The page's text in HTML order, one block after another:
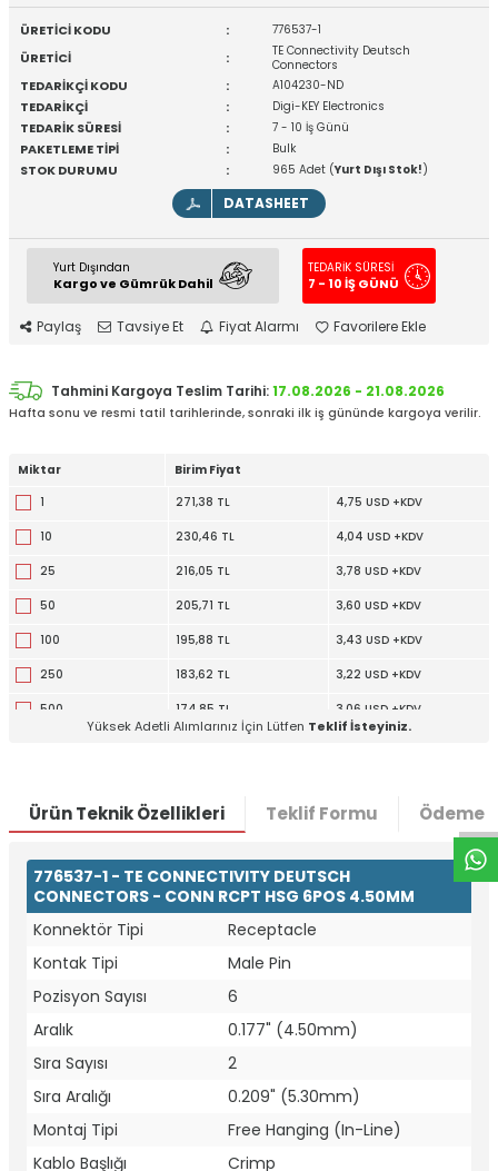
W
h
t
a
p
p
D
e
s
e
H
a
t
t
ÜRETİCİ KODU : 776537-1
ÜRETİCİ :
TE Connectivity Deutsch
Connectors
TEDARİKÇİ KODU : A104230-ND
TEDARİKÇİ : Digi-KEY Electronics
TEDARİK SÜRESİ : 7 - 10 İş Günü
PAKETLEME TİPİ : Bulk
STOK DURUMU : 965 Adet (Yurt Dışı Stok!)
DATASHEET
Yurt Dışından
Kargo ve Gümrük Dahil
TEDARİK SÜRESİ
7 - 10 İŞ GÜNÜ
Paylaş Tavsiye Et Fiyat Alarmı Favorilere Ekle
Tahmini Kargoya Teslim Tarihi:17.08.2026 - 21.08.2026
Hafta sonu ve resmi tatil tarihlerinde, sonraki ilk iş gününde kargoya verilir.
Miktar
Birim Fiyat
1
271,38 TL 4,75 USD +KDV
10 230,46 TL 4,04 USD +KDV
25 216,05 TL 3,78 USD +KDV
50 205,71 TL 3,60 USD +KDV
100 195,88 TL 3,43 USD +KDV
250 183,62 TL 3,22 USD +KDV
500 174,85 TL 3,06 USD +KDV
Yüksek Adetli Alımlarınız İçin Lütfen Teklif İsteyiniz.
Ürün Teknik Özellikleri Teklif Formu Ödeme
776537-1 - TE CONNECTIVITY DEUTSCH
CONNECTORS - CONN RCPT HSG 6POS 4.50MM
Konnektör Tipi
Receptacle
Kontak Tipi
Male Pin
Pozisyon Sayısı
6
Aralık
0.177" (4.50mm)
Sıra Sayısı
2
Sıra Aralığı
0.209" (5.30mm)
Montaj Tipi
Free Hanging (In-Line)
Kablo Başlığı
Crimp